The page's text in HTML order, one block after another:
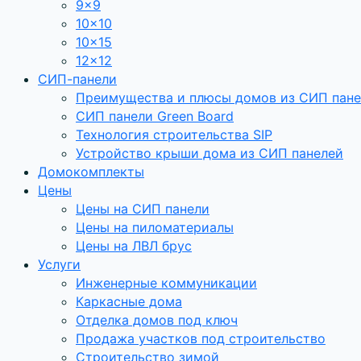
9×9
10×10
10×15
12×12
СИП-панели
Преимущества и плюсы домов из СИП
СИП панели Green Board
Технология строительства SIP
Устройство крыши дома из СИП панелей
Домокомплекты
Цены
Цены на СИП панели
Цены на пиломатериалы
Цены на ЛВЛ брус
Услуги
Инженерные коммуникации
Каркасные дома
Отделка домов под ключ
Продажа участков под строительство
Строительство зимой